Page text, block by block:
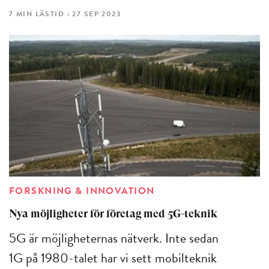
7 MIN LÄSTID : 27 SEP 2023
FORSKNING & INNOVATION
Nya möjligheter för företag med 5G-teknik
5G är möjligheternas nätverk. Inte sedan
1G på 1980-talet har vi sett mobilteknik